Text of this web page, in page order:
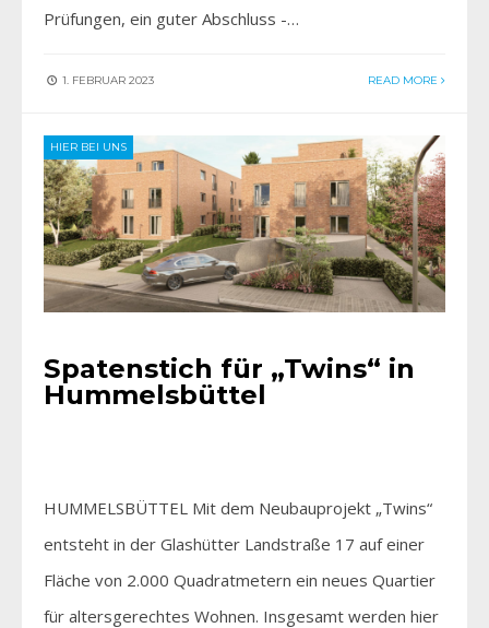
Prüfungen, ein guter Abschluss -…
1. FEBRUAR 2023 READ MORE
HIER BEI UNS
Spatenstich für „Twins“ in
Hummelsbüttel
HUMMELSBÜTTEL Mit dem Neubauprojekt „Twins“
entsteht in der Glashütter Landstraße 17 auf einer
Fläche von 2.000 Quadratmetern ein neues Quartier
für altersgerechtes Wohnen. Insgesamt werden hier